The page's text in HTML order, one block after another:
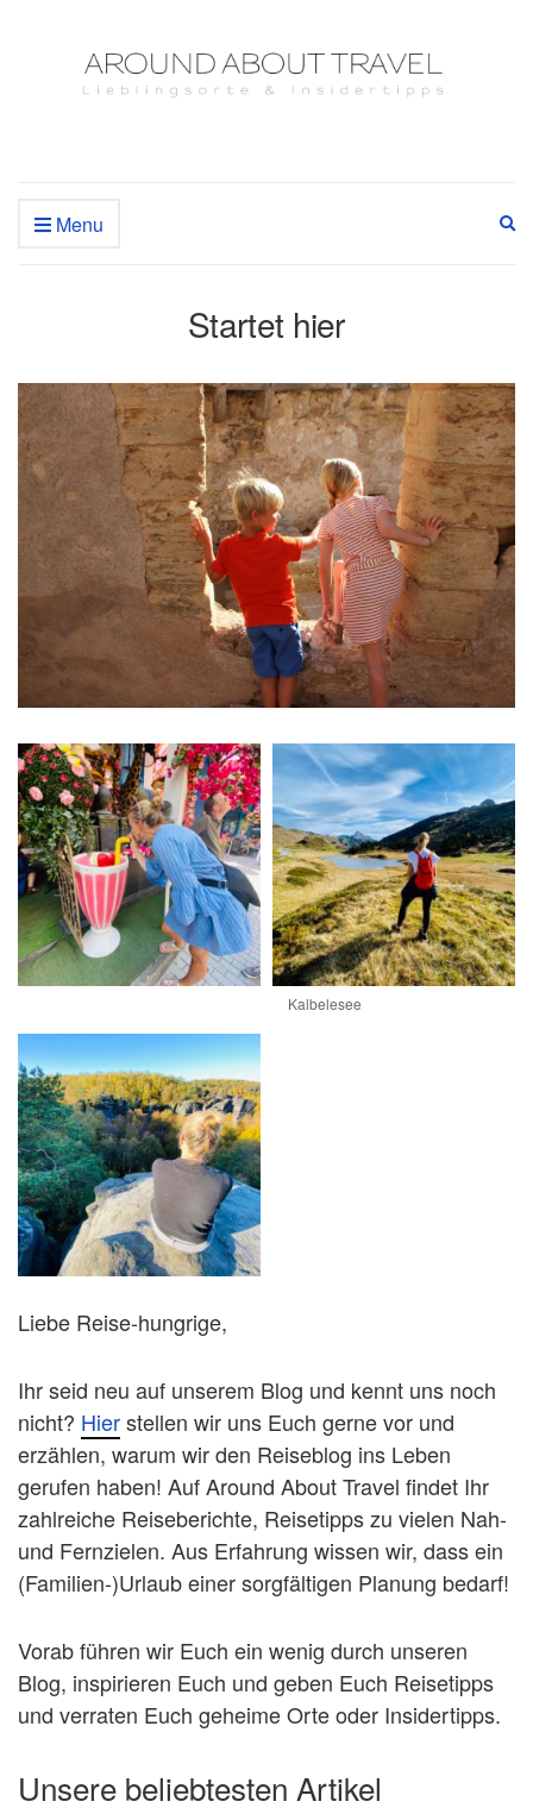
Menu
Startet hier
Kalbelesee
Liebe Reise-hungrige,
Ihr seid neu auf unserem Blog und kennt uns noch
nicht? Hierstellen wir uns Euch gerne vor und
erzählen, warum wir den Reiseblog ins Leben
gerufen haben! Auf Around About Travel findet Ihr
zahlreiche Reiseberichte, Reisetipps zu vielen Nah-
und Fernzielen. Aus Erfahrung wissen wir, dass ein
(Familien-)Urlaub einer sorgfältigen Planung bedarf!
Vorab führen wir Euch ein wenig durch unseren
Blog, inspirieren Euch und geben Euch Reisetipps
und verraten Euch geheime Orte oder Insidertipps.
Unsere beliebtesten Artikel